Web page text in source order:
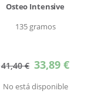
Osteo Intensive
135 gramos
41,40 € Precio
especial
33,89 €
No está disponible